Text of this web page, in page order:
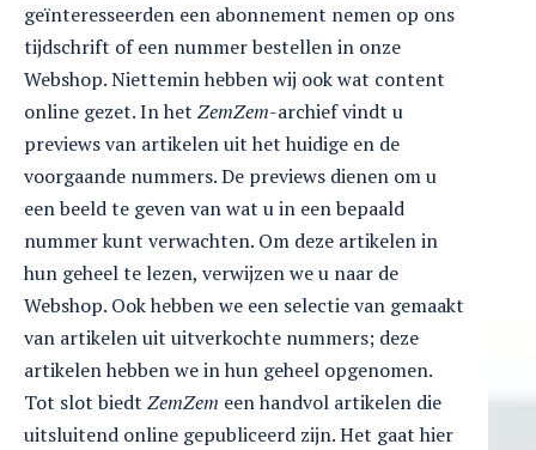
geïnteresseerden een abonnement nemen op ons
tijdschrift of een nummer bestellen in onze
Webshop. Niettemin hebben wij ook wat content
online gezet. In het ZemZem-archief vindt u
previews van artikelen uit het huidige en de
voorgaande nummers. De previews dienen om u
een beeld te geven van wat u in een bepaald
nummer kunt verwachten. Om deze artikelen in
hun geheel te lezen, verwijzen we u naar de
Webshop. Ook hebben we een selectie van gemaakt
van artikelen uit uitverkochte nummers; deze
artikelen hebben we in hun geheel opgenomen.
Tot slot biedt ZemZem een handvol artikelen die
uitsluitend online gepubliceerd zijn. Het gaat hier